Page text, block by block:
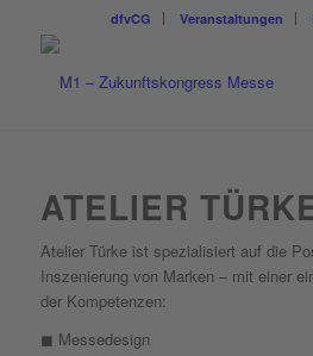
dfvCG Veranstaltungen
ATELIER
Atelier Türke ist spezialisiert auf die
Inszenierung von Marken – mit einer
der Kompetenzen:
◼ Messedesign